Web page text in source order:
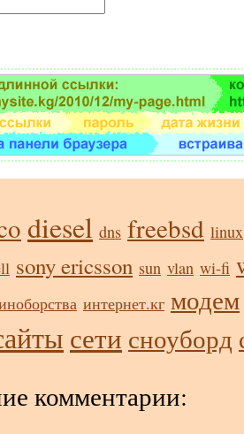
diesel dns freebsd linux
sony ericsson sun vlan wi-fi
интернет.кг модем
сети сноуборд
комментарии: